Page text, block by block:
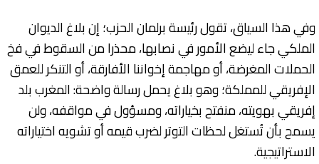
وفي هذا السياق، تقول رئيسة برلمان الحزب؛ إن بلاغ الديوان
الملكي جاء ليضع الأمور في نصابها، محذرا من السقوط في فخ
الحملات المغرضة، أو مهاجمة إخواننا الأفارقة، أو التنكر للعمق
الإفريقي للمملكة؛ وهو بلاغ يحمل رسالة واضحة: المغرب بلد
إفريقي بهويته، منفتح بخياراته، ومسؤول في مواقفه، ولن
يسمح بأن تُستغل لحظات التوتر لضرب قيمه أو تشويه اختياراته
الاستراتيجية.